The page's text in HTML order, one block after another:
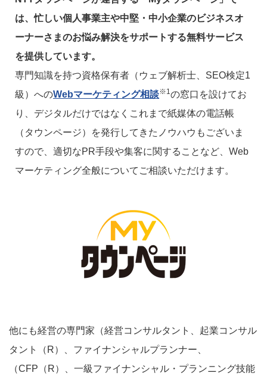
は、忙しい個人事業主や中堅・中小企業のビジネスオ
ーナーさまのお悩み解決をサポートする無料サービス
を提供しています。
専門知識を持つ資格保有者（ウェブ解析士、SEO検定1
級）へのWebマーケティング相談※1の窓口を設けてお
り、デジタルだけではなくこれまで紙媒体の電話帳
（タウンページ）を発行してきたノウハウもございま
すので、適切なPR手段や集客に関することなど、Web
マーケティング全般についてご相談いただけます。
他にも経営の専門家（経営コンサルタント、起業コンサル
タント（R）、ファイナンシャルプランナー、
（CFP（R）、一級ファイナンシャル・プランニング技能